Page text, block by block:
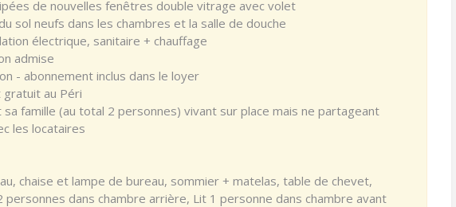
de nouvelles fenêtres double vitrage avec volet
sol neufs dans les chambres et la salle de douche
électrique, sanitaire + chauffage
admise
- abonnement inclus dans le loyer
au Péri
famille (au total 2 personnes) vivant sur place mais ne partageant
les locataires
chaise et lampe de bureau, sommier + matelas, table de chevet,
personnes dans chambre arrière, Lit 1 personne dans chambre avant